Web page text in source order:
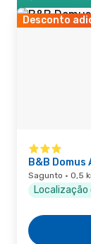
Desconto
B&B Domus
Sagunto · 0,5
Localização